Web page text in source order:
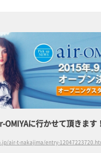
OMIYAに行かせて頂きます
air-t-nakajima/entry-